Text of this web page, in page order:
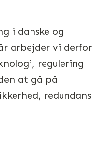
i danske og
arbejder vi derfor
regulering
at gå på
redundans